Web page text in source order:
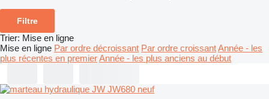
Filtre
Trier: Mise en ligne
Mise en ligne Par ordre décroissant Par ordre croissantAnnée - les
plus récentes en premierAnnée - les plus anciens au début